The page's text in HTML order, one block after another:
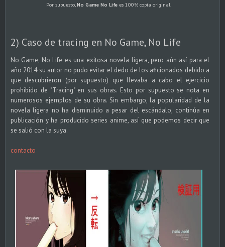
Por supuesto,No Game No Life es 100% copia original.
2) Caso de tracing en No Game, No Life
No Game, No Life es una exitosa novela ligera, pero aún así para el
año 2014 su autor no pudo evitar el dedo de los aficionados debido a
que descubrieron (por supuesto) que llevaba a cabo el ejercicio
prohibido de "Tracing" en sus obras. Esto por supuesto se nota en
numerosos ejemplos de su obra. Sin embargo, la popularidad de la
novela ligera no ha disminuido a pesar del escándalo, continúa en
publicación y ha producido series anime, así que podemos decir que
se salió con la suya.
contacto